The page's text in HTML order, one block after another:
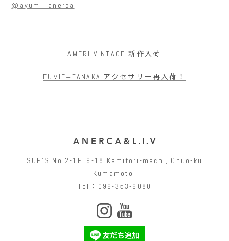
@ayumi_anerca
AMERI VINTAGE 新作入荷
FUMIE=TANAKA アクセサリー再入荷！
SUEʼS No.2-1F, 9-18 Kamitori-machi, Chuo-ku
Kumamoto.
Tel：096-353-6080